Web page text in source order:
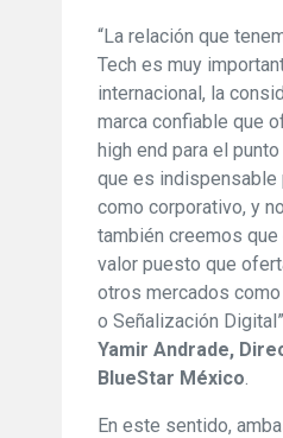
“La relación que
Tech es muy
internacional, la
marca confiable que
high end para el
que es indispensable
como corporativo, y
también creemos que
valor puesto que
otros mercados
o Señalización
Yamir Andrade,
BlueStar México
En este sentido,